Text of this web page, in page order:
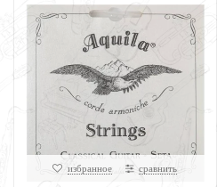
избранное сравнить